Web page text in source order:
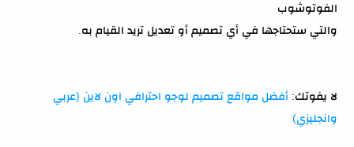
الفوتوشوب
والتي ستحتاجها في أي تصميم أو تعديل تريد القيام به.
لا يفوتك:أفضل مواقع تصميم لوجو احترافي اون لاين (عربي
وانجليزي)